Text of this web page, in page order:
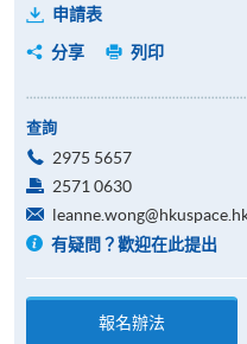
申請表
分享
列印
查詢
2975 5657
2571 0630
有疑問？歡迎在此提出
報名辦法